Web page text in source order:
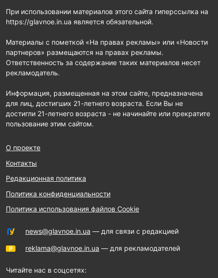
При использовании материалов этого сайта гиперссылка на
https://glavnoe.in.ua является обязательной.
Материалы с пометкой «На правах рекламы» или «Новости
партнеров» размещаются на правах рекламы.
Ответственность за содержание таких материалов несет
рекламодатель.
Информация, размещенная на этом сайте, предназначена
для лиц, достигших 21-летнего возраста. Если Вы не
достигли 21-летнего возраста - не начинайте или прекратите
пользование этим сайтом.
О проекте
Контакты
Редакционная политика
Политика конфиденциальности
Политика использования файлов Cookie
news@glavnoe.in.ua — для связи с редакцией
reklama@glavnoe.in.ua — для рекламодателей
Читайте нас в соцсетях: